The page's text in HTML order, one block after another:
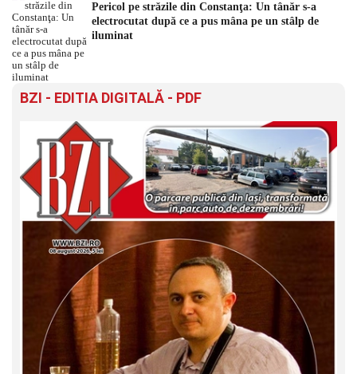
Pericol pe străzile din Constanţa: Un tânăr s-a
electrocutat după ce a pus mâna pe un stâlp de
iluminat
BZI - EDITIA DIGITALĂ - PDF